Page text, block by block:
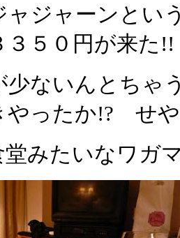
ジャーンとい
３５０円が来
少ないんとちゃ
やったか!? せ
堂みたいなワガ